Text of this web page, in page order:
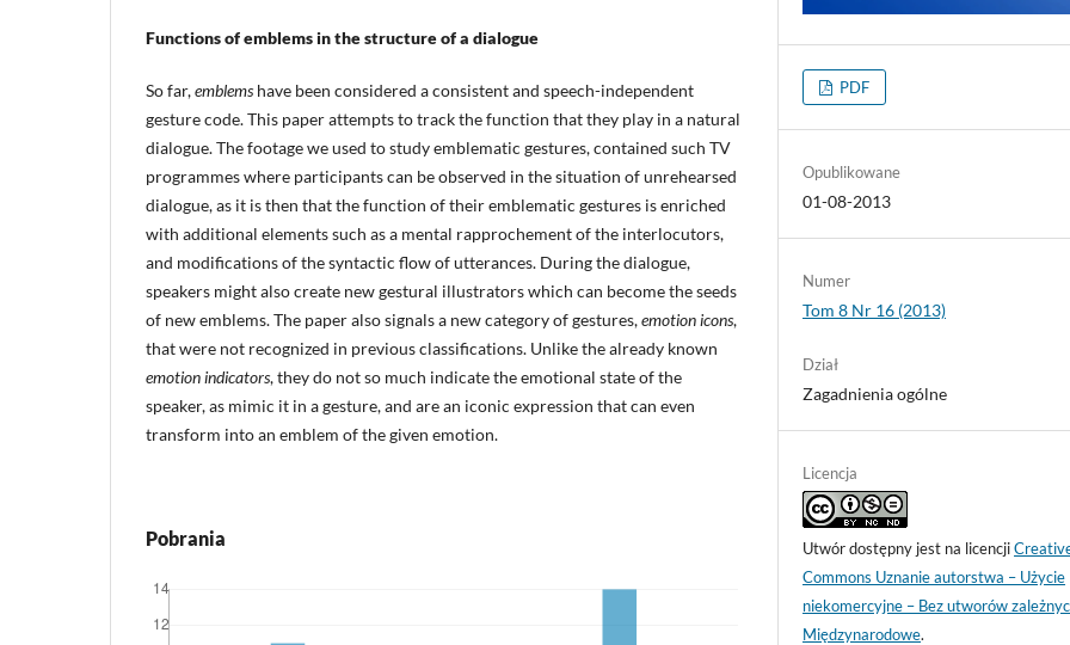
Functions of emblems in the structure of a dialogue
So far,emblems have been considered a consistent and speech-independent
gesture code. This paper attempts to track the function that they play in a natural
dialogue. The footage we used to study emblematic gestures, contained such TV
programmes where participants can be observed in the situation of unrehearsed
dialogue, as it is then that the function of their emblematic gestures is enriched
with additional elements such as a mental rapprochement of the interlocutors,
and modifications of the syntactic flow of utterances. During the dialogue,
speakers might also create new gestural illustrators which can become the seeds
of new emblems. The paper also signals a new category of gestures,emotion icons,
that were not recognized in previous classifications. Unlike the already known
emotion indicators, they do not so much indicate the emotional state of the
speaker, as mimic it in a gesture, and are an iconic expression that can even
transform into an emblem of the given emotion.
Pobrania
PDF
Opublikowane
01-08-2013
Numer
Tom 8 Nr 16 (2013)
Dział
Zagadnienia ogólne
Licencja
Utwór dostępny jest na licencji
Commons Uznanie autorstwa – Użycie
niekomercyjne – Bez utworów
Międzynarodowe.